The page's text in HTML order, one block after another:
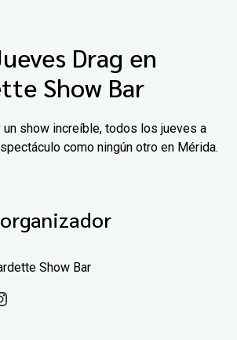
Drag en
Show Bar
un show increíble, todos los jueves a
como ningún otro en Mérida.
Show Bar